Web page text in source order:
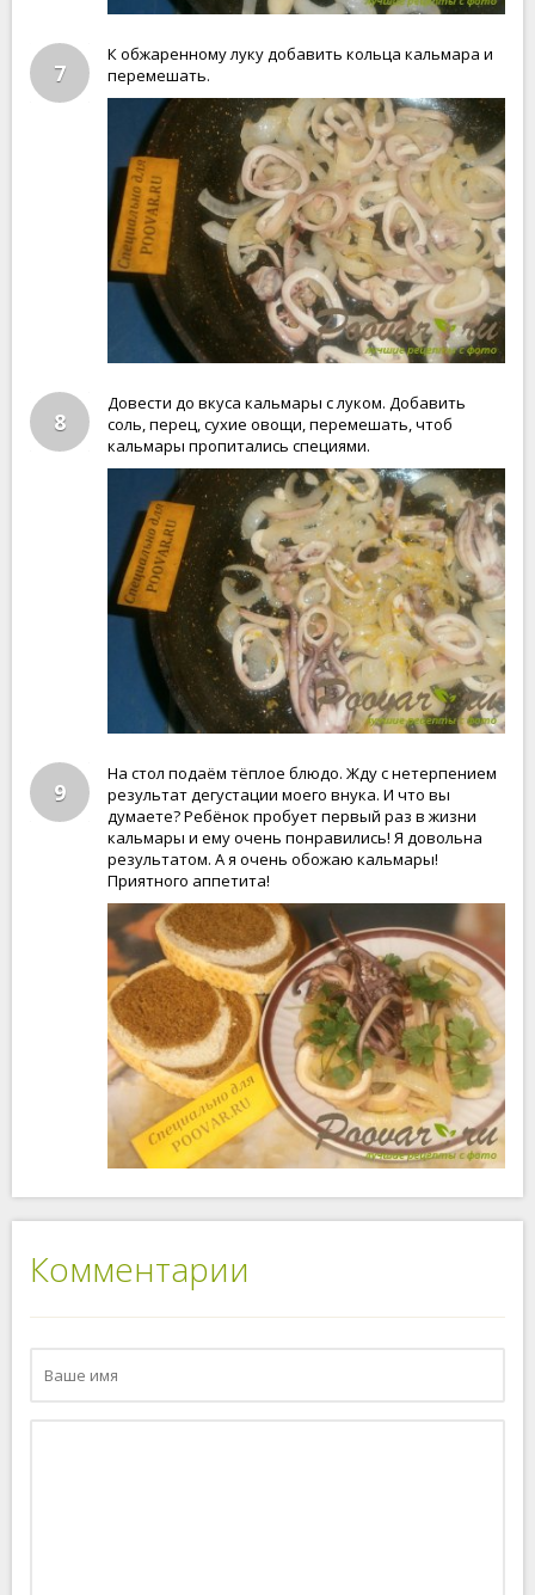
7
К обжаренному луку добавить кольца кальмара и
перемешать.
8
Довести до вкуса кальмары с луком. Добавить
соль, перец, сухие овощи, перемешать, чтоб
кальмары пропитались специями.
9
На стол подаём тёплое блюдо. Жду с нетерпением
результат дегустации моего внука. И что вы
думаете? Ребёнок пробует первый раз в жизни
кальмары и ему очень понравились! Я довольна
результатом. А я очень обожаю кальмары!
Приятного аппетита!
Комментарии